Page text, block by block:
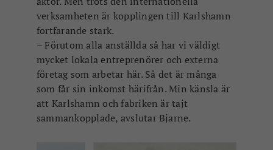
verksamheten är kopplingen till Karlshamn
fortfarande stark.
– Förutom alla anställda så har vi väldigt
mycket lokala entreprenörer och externa
företag som arbetar här. Så det är många
som får sin inkomst härifrån. Min känsla är
att Karlshamn och fabriken är tajt
sammankopplade, avslutar Bjarne.